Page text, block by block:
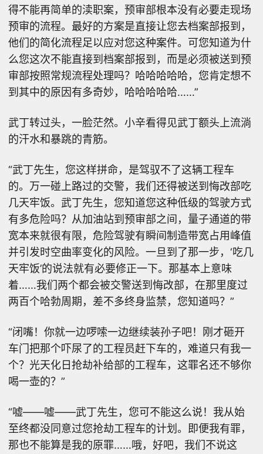
得不能再简单的渎职案，预审部根本没有必要走现场
预审的流程。最好的方案是直接让您去档案部报到，
他们的简化流程足以应对您这种案件。可您知道为什
么您这次不能直接到档案部报到，而是必须被送到预
审部按照常规流程处理吗？哈哈哈哈哈，您肯定想不
到其中的原因有多奇妙，哈哈哈哈哈……”
武丁转过头，一脸茫然。小辛看得见武丁额头上流淌
的汗水和暴跳的青筋。
“武丁先生，您这样拼命，是驾驭不了这辆工程车
的。万一碰上路过的交警，我们还得被送到悔改部吃
几天牢饭。武丁先生，您知道您这种低级的驾驶方式
有多危险吗？从加油站到预审部之间，量子通道的带
宽本来就很有限，危险驾驶有瞬间制造带宽占用峰值
并引发时空曲率变化的风险。一旦到了那一步，‘吃几
天牢饭’的说法就有必要修正一下。那基本上意味
着……我们两个都会被交警送到悔改部，在那里度过
两百个哈勃周期，差不多终身监禁，您知道吗？”
“闭嘴！你就一边啰嗦一边继续装孙子吧！刚才砸开
车门把那个吓尿了的工程员赶下车的，难道只有我一
个？光天化日抢劫补给部的工程车，这罪名还不够你
喝一壶的？”
“嘘——嘘——武丁先生，您可不能这么说！我从始
至终都没同意过您抢劫工程车的计划。即便我有罪，
那也不能算是我的原罪……哦，好吧，我们不说这